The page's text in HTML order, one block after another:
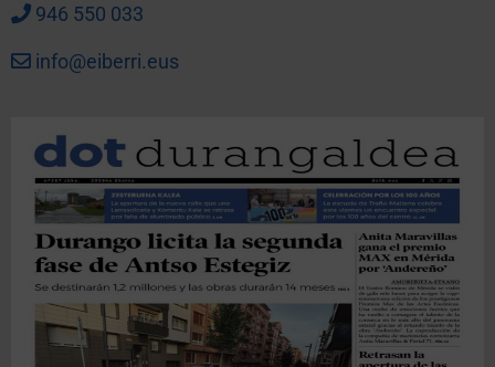
946 550 033
info@eiberri.eus